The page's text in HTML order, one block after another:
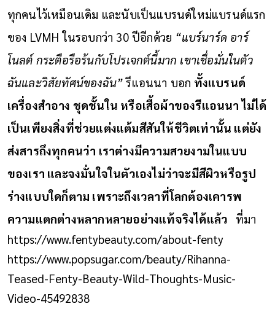
ทุกคนไว้เหมือนเดิม และนับเป็นแบรนด์ใหม่แบรนด์แรก
ของ LVMH ในรอบกว่า 30 ปีอีกด้วย “แบร์นาร์ด อาร์
โนลต์ กระตือรือร้นกับโปรเจกต์นี้มาก เขาเชื่อมั่นในตัว
ฉันและวิสัยทัศน์ของฉัน”รีแอนนา บอก ทั้งแบรนด์
เครื่องสำอาง ชุดชั้นใน หรือเสื้อผ้าของรีแอนนา ไม่ได้
เป็นเพียงสิ่งที่ช่วยแต่งแต้มสีสันให้ชีวิตเท่านั้น แต่ยัง
ส่งสารถึงทุกคนว่า เราต่างมีความสวยงามในแบบ
ของเรา และจงมั่นใจในตัวเองไม่ว่าจะมีสีผิวหรือรูป
ร่างแบบใดก็ตาม เพราะถึงเวลาที่โลกต้องเคารพ
ความแตกต่างหลากหลายอย่างแท้จริงได้แล้ว
ที่มา
https://www.fentybeauty.com/about-fenty
https://www.popsugar.com/beauty/Rihanna-
Teased-Fenty-Beauty-Wild-Thoughts-Music-
Video-45492838